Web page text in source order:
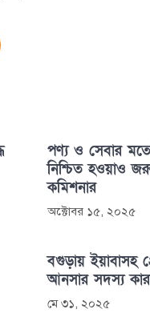
পণ্য ও সেবার
নিশ্চিত হওয়াও
কমিশনার
অক্টোবর ১৫, ২০২৫
বগুড়ায় ইয়াবাসহ
আনসার সদস্য
মে ৩১, ২০২৫